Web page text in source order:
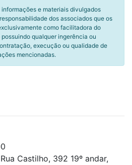
e materiais divulgados
dos associados que os
como facilitadora do
qualquer ingerência ou
execução ou qualidade de
mencionadas.
Castilho, 392 19º andar,